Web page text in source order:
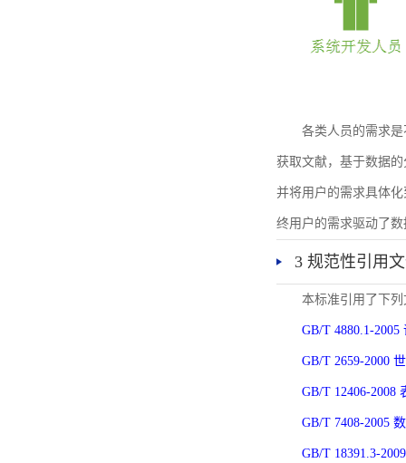
各类人员的需求
获取文献，基于数据
并将用户的需求具体
终用户的需求驱动了
3 规范性引用
本标准引用了下
GB/T 4880.1-
GB/T 2659-2000
GB/T 12406-2008
GB/T 7408-2005
GB/T 18391.3-